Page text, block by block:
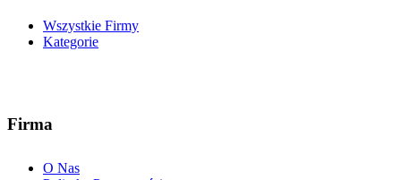
Wszystkie Firmy
Kategorie
Firma
O Nas